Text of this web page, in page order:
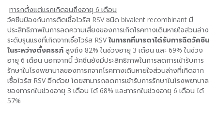
ทารกตั้งแต่แรกเกิดจนถึงอายุ 6 เดือน
วัคซีนป้องกันการติดเชื้อไวรัส RSV ชนิด bivalent recombinant มี
ประสิทธิภาพในการลดความเสี่ยงของการเกิดโรคทางเดินหายใจส่วนล่าง
ระดับรุนแรงที่เกิดจากเชื้อไวรัส RSVในทารกที่มารดาได้รับการฉีดวัคซีน
ในระหว่างตั้งครรภ์ สูงถึง 82% ในช่วงอายุ 3 เดือน และ 69% ในช่วง
อายุ 6 เดือน นอกจากนี้ วัคซีนยังมีประสิทธิภาพในการลดการเข้ารับการ
รักษาในโรงพยาบาลของทารกจากโรคทางเดินหายใจส่วนล่างที่เกิดจาก
เชื้อไวรัส RSV อีกด้วย โดยสามารถลดการเข้ารับการรักษาในโรงพยาบาล
ของทารกในช่วงอายุ 3 เดือน ได้ 68% และทารกในช่วงอายุ 6 เดือน ได้
57%